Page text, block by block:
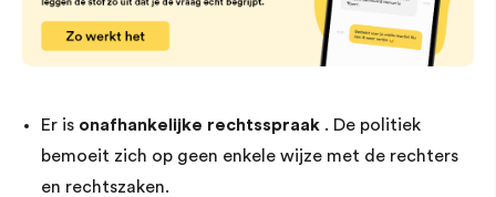
Er is onafhankelijke rechtsspraak . De politiek
bemoeit zich op geen enkele wijze met de rechters
en rechtszaken.